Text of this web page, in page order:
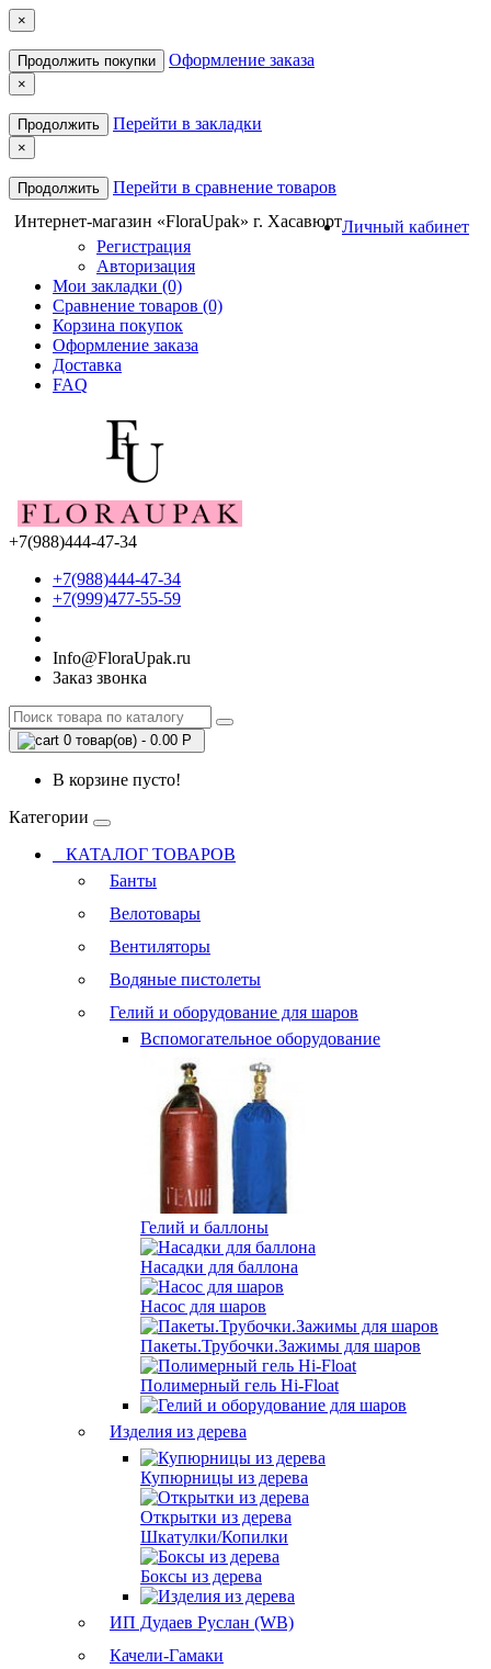
×
Продолжить покупки Оформление заказа
×
Продолжить Перейти в закладки
×
Продолжить
Перейти в сравнение товаров
Интернет-магазин «FloraUpak» г. ХасавюртЛичный кабинет
Регистрация
Авторизация
Мои закладки (0)
Сравнение товаров (0)
Корзина покупок
Оформление заказа
Доставка
FAQ
+7(988)444-47-34
+7(988)444-47-34
+7(999)477-55-59
Info@FloraUpak.ru
Заказ звонка
0 товар(ов) - 0.00 Р
В корзине пусто!
Категории
КАТАЛОГ ТОВАРОВ
Банты
Велотовары
Вентиляторы
Водяные пистолеты
Гелий и оборудование для шаров
Вспомогательное оборудование
Гелий и баллоны
Насадки для баллона
Насос для шаров
Пакеты.Трубочки.Зажимы для шаров
Полимерный гель Hi-Float
Изделия из дерева
Купюрницы из дерева
Открытки из дерева
Шкатулки/Копилки
Боксы из дерева
ИП Дудаев Руслан (WB)
Качели-Гамаки